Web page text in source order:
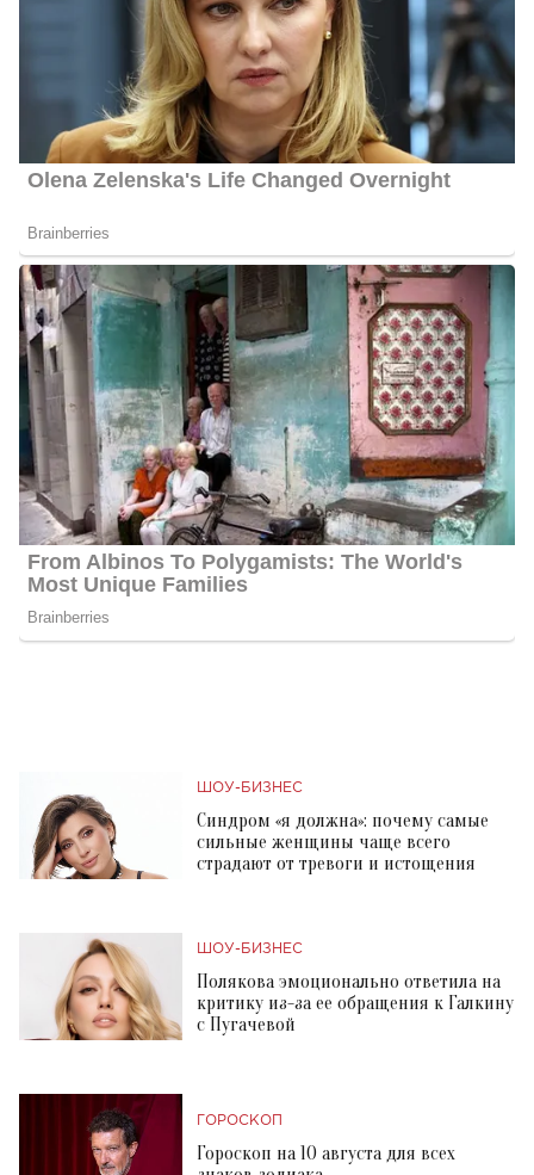
ШОУ-БИЗНЕС
Синдром «я должна»: почему самые
сильные женщины чаще всего
страдают от тревоги и истощения
ШОУ-БИЗНЕС
Полякова эмоционально ответила на
критику из-за ее обращения к Галкину
с Пугачевой
ГОРОСКОП
Гороскоп на 10 августа для всех